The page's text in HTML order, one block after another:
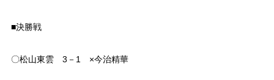
■決勝戦
〇松山東雲 3－1 ×今治精華